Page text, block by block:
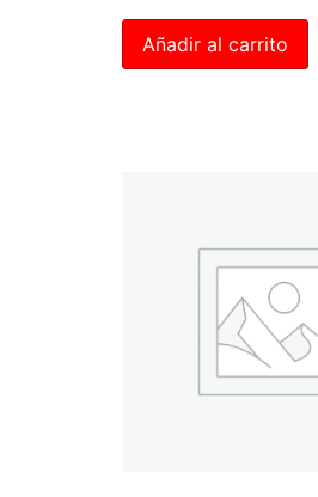
Añadir al carrito